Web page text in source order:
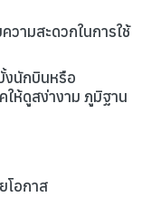
วามสะดวกในการใช้
งนักบินหรือ
ให้ดูสง่างาม ภูมิฐาน
โอกาส